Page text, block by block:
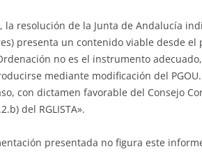
la resolución de la Junta de Andalucía
presenta un contenido viable desde
no es el instrumento adecuado,
mediante modificación del
con dictamen favorable del Consejo
del RGLISTA».
presentada no figura este